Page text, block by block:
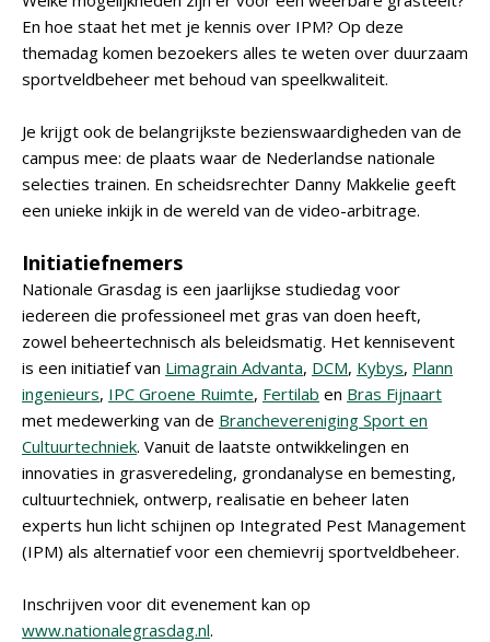
En hoe staat het met je kennis over IPM? Op deze
themadag komen bezoekers alles te weten over duurzaam
sportveldbeheer met behoud van speelkwaliteit.
Je krijgt ook de belangrijkste bezienswaardigheden van de
campus mee: de plaats waar de Nederlandse nationale
selecties trainen. En scheidsrechter Danny Makkelie geeft
een unieke inkijk in de wereld van de video-arbitrage.
Initiatiefnemers
Nationale Grasdag is een jaarlijkse studiedag voor
iedereen die professioneel met gras van doen heeft,
zowel beheertechnisch als beleidsmatig. Het kennisevent
is een initiatief van Limagrain Advanta, DCM, Kybys, Plann
ingenieurs, IPC Groene Ruimte, Fertilab en Bras Fijnaart
met medewerking van de Branchevereniging Sport en
Cultuurtechniek. Vanuit de laatste ontwikkelingen en
innovaties in grasveredeling, grondanalyse en bemesting,
cultuurtechniek, ontwerp, realisatie en beheer laten
experts hun licht schijnen op Integrated Pest Management
(IPM) als alternatief voor een chemievrij sportveldbeheer.
Inschrijven voor dit evenement kan op
www.nationalegrasdag.nl.